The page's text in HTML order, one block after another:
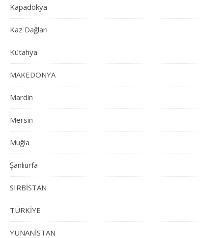
Kapadokya
Kaz Dağları
Kütahya
MAKEDONYA
Mardin
Mersin
Muğla
Şanlıurfa
SIRBİSTAN
TÜRKİYE
YUNANİSTAN